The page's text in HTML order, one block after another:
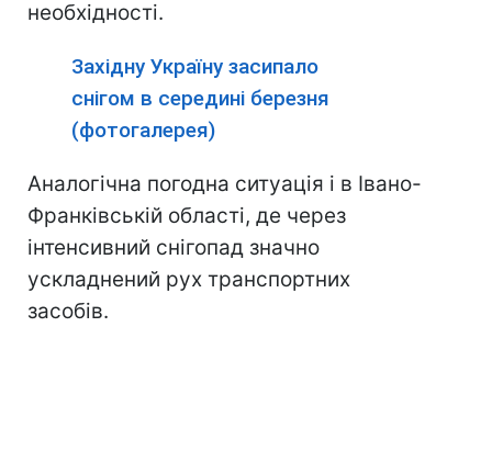
необхідності.
Західну Україну засипало
снігом в середині березня
(фотогалерея)
Аналогічна погодна ситуація і в Івано-
Франківській області, де через
інтенсивний снігопад значно
ускладнений рух транспортних
засобів.